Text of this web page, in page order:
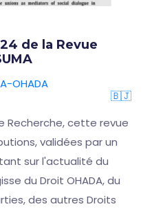
de la Revue
OHADA
🇧🇯
Recherche, cette revue
validées par un
sur l'actualité du
du Droit OHADA, du
des autres Droits